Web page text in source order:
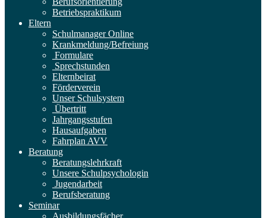
Betriebspraktikum
Eltern
Schulmanager Online
Krankmeldung/Befreiung
Formulare
Sprechstunden
Elternbeirat
Förderverein
Unser Schulsystem
Übertritt
Jahrgangsstufen
Hausaufgaben
Fahrplan AVV
Beratung
Beratungslehrkraft
Unsere Schulpsychologin
Jugendarbeit
Berufsberatung
Seminar
Ausbildungsfächer